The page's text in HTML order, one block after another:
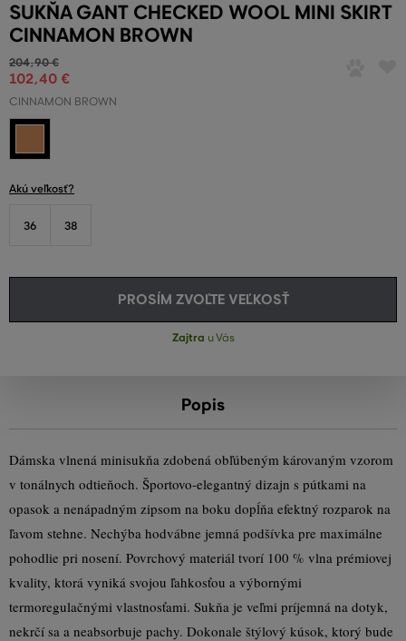
SUKŇA GANT CHECKED WOOL MINI SKIRT
CINNAMON BROWN
204,90 €
102,40 €
CINNAMON BROWN
Akú veľkosť?
36 38
PROSÍM ZVOĽTE VEĽKOSŤ
Zajtra u Vás
Popis
Dámska vlnená minisukňa zdobená obľúbeným károvaným vzorom
v tonálnych odtieňoch. Športovo-elegantný dizajn s pútkami na
opasok a nenápadným zipsom na boku dopĺňa efektný rozparok na
ľavom stehne. Nechýba hodvábne jemná podšívka pre maximálne
pohodlie pri nosení. Povrchový materiál tvorí 100 % vlna prémiovej
kvality, ktorá vyniká svojou ľahkosťou a výbornými
termoregulačnými vlastnosťami. Sukňa je veľmi príjemná na dotyk,
nekrčí sa a neabsorbuje pachy. Dokonale štýlový kúsok, ktorý bude